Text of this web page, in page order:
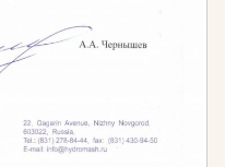
и мастерам
и сооружению
сетей